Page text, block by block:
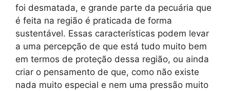
foi desmatada, e grande parte da pecuária que
é feita na região é praticada de forma
sustentável. Essas características podem levar
a uma percepção de que está tudo muito bem
em termos de proteção dessa região, ou ainda
criar o pensamento de que, como não existe
nada muito especial e nem uma pressão muito